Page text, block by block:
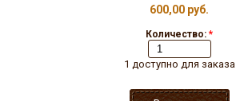
600,00 руб.
Количество: *
1 доступно для заказа